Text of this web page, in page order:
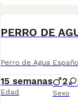
PERRO DE
Perro de Agua
15 semanas
Edad
2
Sexo